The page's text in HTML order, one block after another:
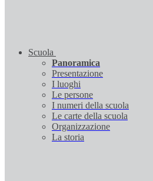
Scuola
Panoramica
Presentazione
I luoghi
Le persone
I numeri della scuola
Le carte della scuola
Organizzazione
La storia